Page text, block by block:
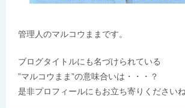
管理人のマルコウままです。
ブログタイトルにも名づけられている
”マルコウまま”の意味合いは・・・？
是非プロフィールにもお立ち寄りくださいね